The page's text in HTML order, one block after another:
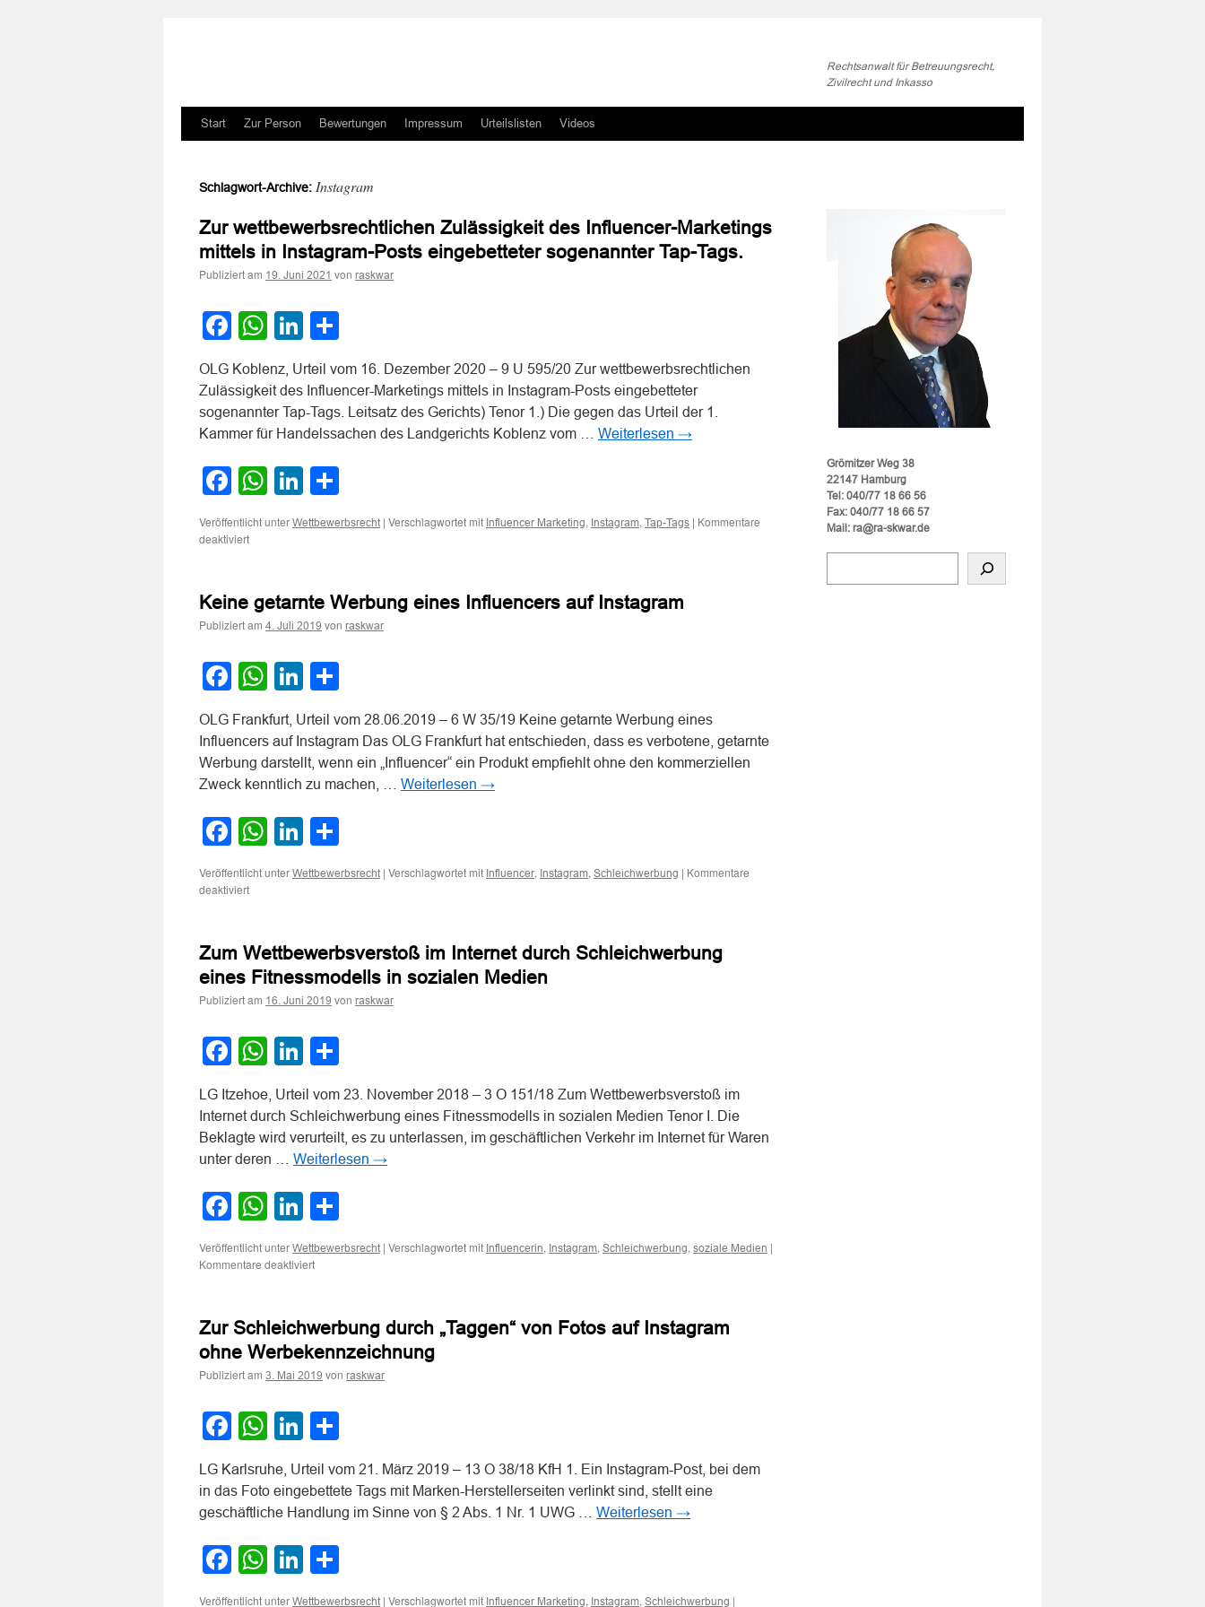
Rechtsanwalt für Betreuungsrecht,
Zivilrecht und Inkasso
Zum
springen
Start Zur Person Bewertungen Impressum Urteilslisten Videos
Schlagwort-Archive: Instagram
Zur wettbewerbsrechtlichen Zulässigkeit des Influencer-Marketings
mittels in Instagram-Posts eingebetteter sogenannter Tap-Tags.
Publiziert am 19. Juni 2021 von raskwar
Facebook
WhatsApp
LinkedIn
OLG Koblenz, Urteil vom 16. Dezember 2020 – 9 U 595/20 Zur wettbewerbsrechtlichen
Zulässigkeit des Influencer-Marketings mittels in Instagram-Posts eingebetteter
sogenannter Tap-Tags. Leitsatz des Gerichts) Tenor 1.) Die gegen das Urteil der 1.
Kammer für Handelssachen des Landgerichts Koblenz vom … Weiterlesen →
Facebook
WhatsApp
LinkedIn
Veröffentlicht unter Wettbewerbsrecht | Verschlagwortet mit Influencer Marketing, Instagram, Tap-Tags | Kommentare
deaktiviertfür
des
Influencer-
Marketings
in
Instagram-
eingebetteter
sogenannter
Tap-
Tags.
Keine getarnte Werbung eines Influencers auf Instagram
Publiziert am 4. Juli 2019 von raskwar
Facebook
WhatsApp
LinkedIn
OLG Frankfurt, Urteil vom 28.06.2019 – 6 W 35/19 Keine getarnte Werbung eines
Influencers auf Instagram Das OLG Frankfurt hat entschieden, dass es verbotene, getarnte
Werbung darstellt, wenn ein „Influencer“ ein Produkt empfiehlt ohne den kommerziellen
Zweck kenntlich zu machen, … Weiterlesen →
Facebook
WhatsApp
LinkedIn
Veröffentlicht unter Wettbewerbsrecht | Verschlagwortet mit Influencer, Instagram, Schleichwerbung | Kommentare
deaktiviertfür
eines
Influencers
auf
Instagram
Zum Wettbewerbsverstoß im Internet durch Schleichwerbung
eines Fitnessmodells in sozialen Medien
Publiziert am 16. Juni 2019 von raskwar
Facebook
WhatsApp
LinkedIn
LG Itzehoe, Urteil vom 23. November 2018 – 3 O 151/18 Zum Wettbewerbsverstoß im
Internet durch Schleichwerbung eines Fitnessmodells in sozialen Medien Tenor I. Die
Beklagte wird verurteilt, es zu unterlassen, im geschäftlichen Verkehr im Internet für Waren
unter deren … Weiterlesen →
Facebook
WhatsApp
LinkedIn
Veröffentlicht unter Wettbewerbsrecht | Verschlagwortet mit Influencerin, Instagram, Schleichwerbung, soziale Medien |
Kommentare deaktiviertfür
Internet
Schleichwerbung
eines
in
sozialen
Medien
Zur Schleichwerbung durch „Taggen“ von Fotos auf Instagram
ohne Werbekennzeichnung
Publiziert am 3. Mai 2019 von raskwar
Facebook
WhatsApp
LinkedIn
LG Karlsruhe, Urteil vom 21. März 2019 – 13 O 38/18 KfH 1. Ein Instagram-Post, bei dem
in das Foto eingebettete Tags mit Marken-Herstellerseiten verlinkt sind, stellt eine
geschäftliche Handlung im Sinne von § 2 Abs. 1 Nr. 1 UWG … Weiterlesen →
Facebook
WhatsApp
LinkedIn
Veröffentlicht unter Wettbewerbsrecht | Verschlagwortet mit Influencer Marketing, Instagram, Schleichwerbung |
Grömitzer Weg 38
22147 Hamburg
Tel: 040/77 18 66 56
Fax: 040/77 18 66 57
Mail: ra@ra-skwar.de